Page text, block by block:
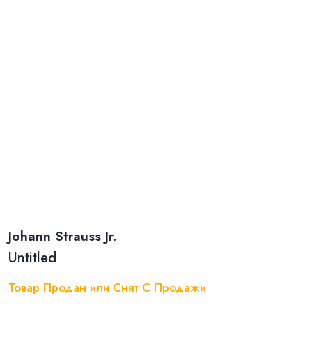
Johann Strauss Jr.
Untitled
Товар Продан или Снят С Продажи